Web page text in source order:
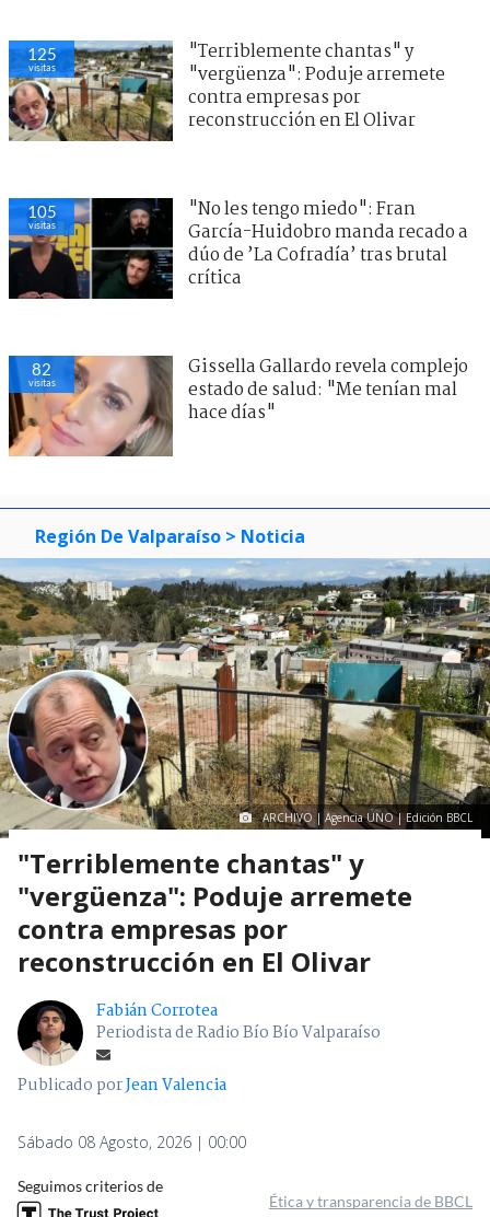
125
visitas
"Terriblemente chantas" y
"vergüenza": Poduje arremete
contra empresas por
reconstrucción en El Olivar
105
visitas
"No les tengo miedo": Fran
García-Huidobro manda recado a
dúo de ’La Cofradía’ tras brutal
crítica
82
visitas
Gissella Gallardo revela complejo
estado de salud: "Me tenían mal
hace días"
Región De Valparaíso > Noticia
ARCHIVO | Agencia UNO | Edición BBCL
"Terriblemente chantas" y
"vergüenza": Poduje arremete
contra empresas por
reconstrucción en El Olivar
Fabián Corrotea
Periodista de Radio Bío Bío Valparaíso
Publicado porJean Valencia
Sábado 08 Agosto, 2026 | 00:00
Seguimos criterios de
Ética y transparencia de BBCL